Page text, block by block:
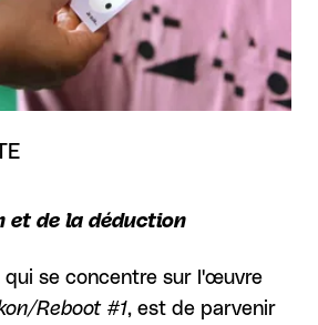
et de la déduction
qui se concentre sur l'œuvre
Reboot #1, est de parvenir